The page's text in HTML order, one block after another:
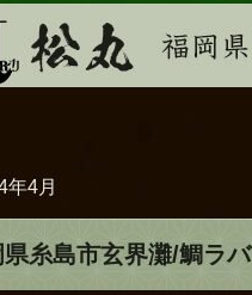
年4月
糸島市玄界灘/鯛ラバ